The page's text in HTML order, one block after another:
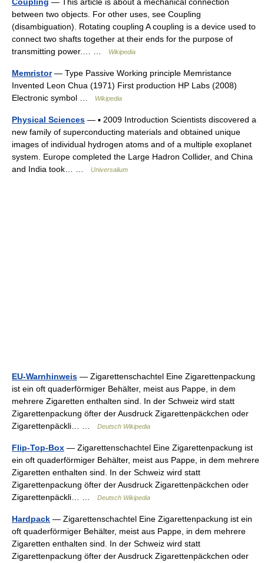
between two objects. For other uses, see Coupling
(disambiguation). Rotating coupling A coupling is a device used to
connect two shafts together at their ends for the purpose of
transmitting power.… …
Wikipedia
Memristor— Type Passive Working principle Memristance
Invented Leon Chua (1971) First production HP Labs (2008)
Electronic symbol …
Wikipedia
Physical Sciences — ▪ 2009 Introduction Scientists discovered a
new family of superconducting materials and obtained unique
images of individual hydrogen atoms and of a multiple exoplanet
system. Europe completed the Large Hadron Collider, and China
and India took… …
Universalium
EU-Warnhinweis — Zigarettenschachtel Eine Zigarettenpackung
ist ein oft quaderförmiger Behälter, meist aus Pappe, in dem
mehrere Zigaretten enthalten sind. In der Schweiz wird statt
Zigarettenpackung öfter der Ausdruck Zigarettenpäckchen oder
Zigarettenpäckli… …
Deutsch Wikipedia
Flip-Top-Box — Zigarettenschachtel Eine Zigarettenpackung ist
ein oft quaderförmiger Behälter, meist aus Pappe, in dem mehrere
Zigaretten enthalten sind. In der Schweiz wird statt
Zigarettenpackung öfter der Ausdruck Zigarettenpäckchen oder
Zigarettenpäckli… …
Deutsch Wikipedia
Hardpack — Zigarettenschachtel Eine Zigarettenpackung ist ein
oft quaderförmiger Behälter, meist aus Pappe, in dem mehrere
Zigaretten enthalten sind. In der Schweiz wird statt
Zigarettenpackung öfter der Ausdruck Zigarettenpäckchen oder